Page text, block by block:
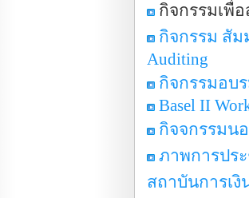
กิจกรรมเพื่
กิจกรรม สัม
Auditing
กิจกรรมอบร
Basel II
กิจจกรรมน
ภาพการปร
สถาบันการเงิ